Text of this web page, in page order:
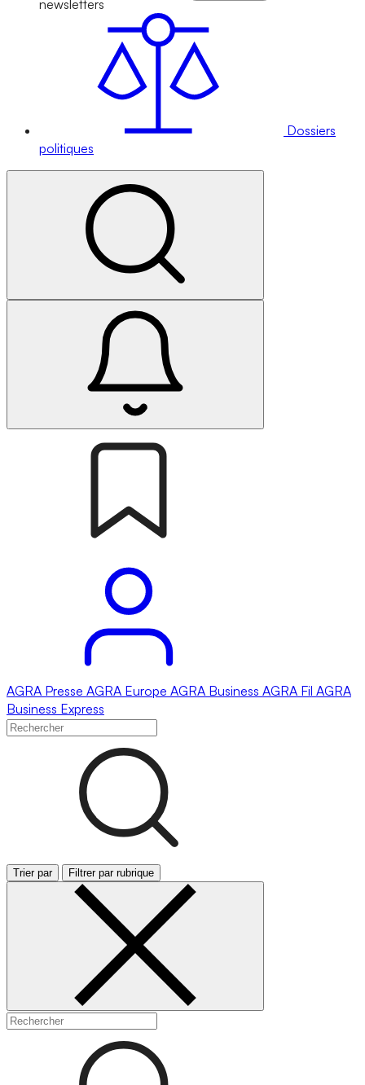
newsletters
Dossiers
politiques
AGRA Presse AGRA Europe AGRA Business AGRA Fil AGRA
Business Express
Trier par Filtrer par rubrique